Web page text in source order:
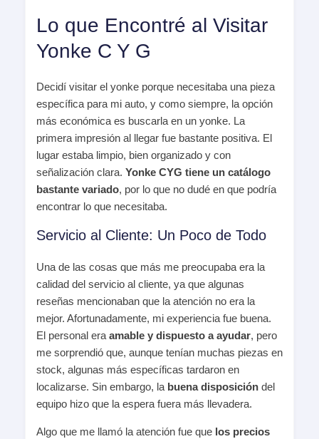
Lo que Encontré al Visitar
Yonke C Y G
Decidí visitar el yonke porque necesitaba una pieza
específica para mi auto, y como siempre, la opción
más económica es buscarla en un yonke. La
primera impresión al llegar fue bastante positiva. El
lugar estaba limpio, bien organizado y con
señalización clara. Yonke CYG tiene un catálogo
bastante variado, por lo que no dudé en que podría
encontrar lo que necesitaba.
Servicio al Cliente: Un Poco de Todo
Una de las cosas que más me preocupaba era la
calidad del servicio al cliente, ya que algunas
reseñas mencionaban que la atención no era la
mejor. Afortunadamente, mi experiencia fue buena.
El personal era amable y dispuesto a ayudar, pero
me sorprendió que, aunque tenían muchas piezas en
stock, algunas más específicas tardaron en
localizarse. Sin embargo, la buena disposición del
equipo hizo que la espera fuera más llevadera.
Algo que me llamó la atención fue que los precios